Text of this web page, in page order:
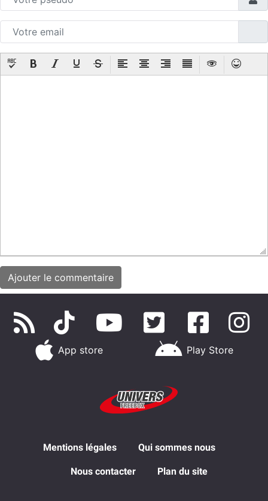
App store Play Store
Mentions légales Qui sommes nous
Nous contacter Plan du site